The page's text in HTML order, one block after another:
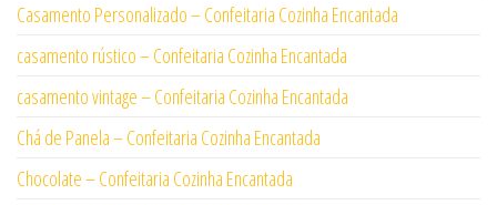
Casamento Personalizado – Confeitaria Cozinha Encantada
casamento rústico – Confeitaria Cozinha Encantada
casamento vintage – Confeitaria Cozinha Encantada
Chá de Panela – Confeitaria Cozinha Encantada
Chocolate – Confeitaria Cozinha Encantada